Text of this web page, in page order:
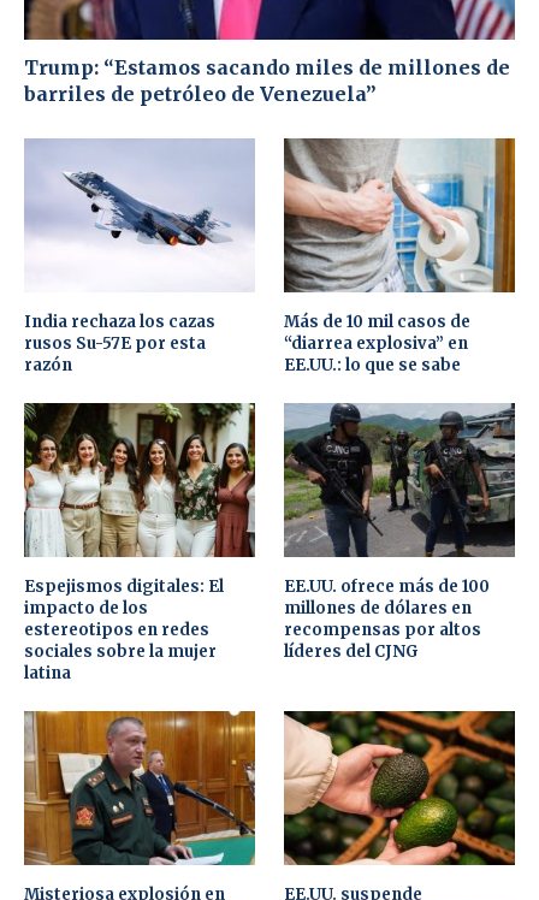
Trump: “Estamos sacando miles de millones de
barriles de petróleo de Venezuela”
India rechaza los cazas
rusos Su-57E por esta
razón
Más de 10 mil casos de
“diarrea explosiva” en
EE.UU.: lo que se sabe
Espejismos digitales: El
impacto de los
estereotipos en redes
sociales sobre la mujer
latina
EE.UU. ofrece más de 100
millones de dólares en
recompensas por altos
líderes del CJNG
Misteriosa explosión en
EE.UU. suspende